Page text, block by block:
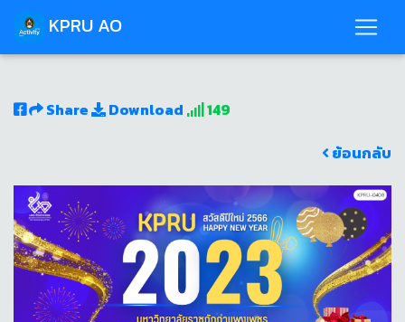
KPRU AO
Share Download
149
ย้อนกลับ